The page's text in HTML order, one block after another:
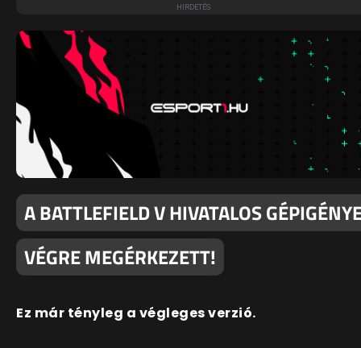
A BATTLEFIELD V HIVATALOS
VÉGRE MEGÉRKEZETT!
Ez már tényleg a végleges verzió.